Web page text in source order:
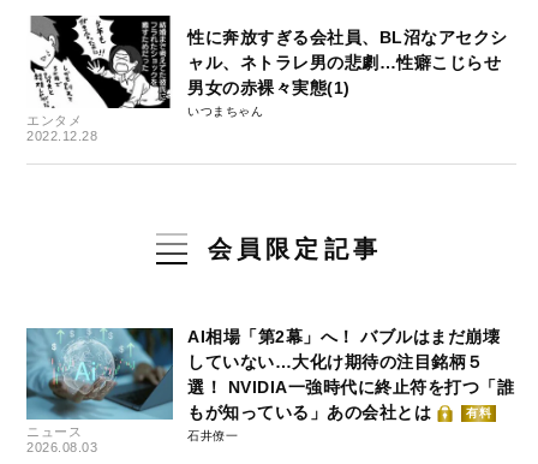
エンタメ
2022.12.28
性に奔放すぎる会社員、BL沼なアセクシ
ャル、ネトラレ男の悲劇…性癖こじらせ
男女の赤裸々実態(1)
いつまちゃん
会員限定記事
ニュース
2026.08.03
AI相場「第2幕」へ！ バブルはまだ崩壊
していない…大化け期待の注目銘柄５
選！ NVIDIA一強時代に終止符を打つ「誰
もが知っている」あの会社とは
有料
石井僚一